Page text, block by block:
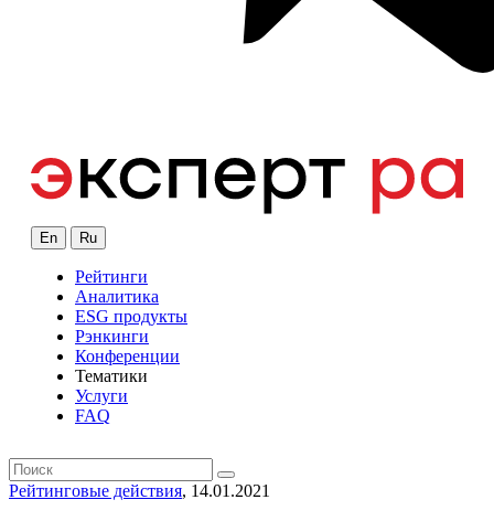
En Ru
Рейтинги
Аналитика
ESG продукты
Рэнкинги
Конференции
Тематики
Услуги
FAQ
Рейтинговые действия, 14.01.2021